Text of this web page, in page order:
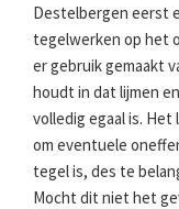
Destelbergen eerst
tegelwerken op het
er gebruik gemaakt
houdt in dat lijmen
volledig egaal is.
om eventuele
tegel is, des te
Mocht dit niet het